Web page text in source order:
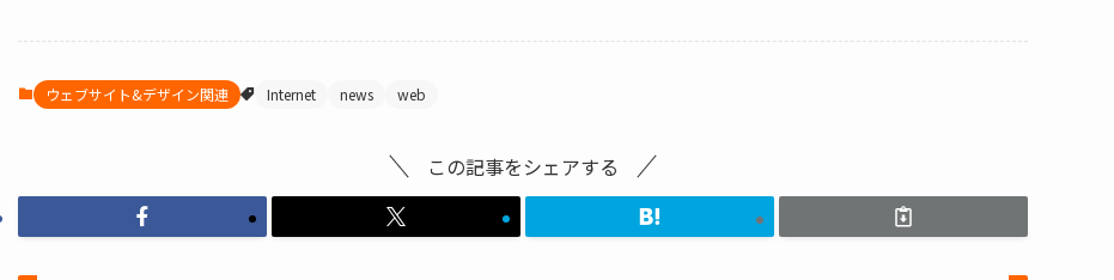
ウェブサイト&デザイン関連 Internet news web
この記事をシェアする